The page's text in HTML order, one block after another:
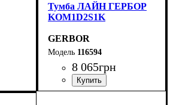
Тумба ЛАЙН ГЕРБОР
KOM1D2S1K
GERBOR
116594
8 065грн
ширина, мм: 1500
высота, мм: 880
глубина, мм: 400